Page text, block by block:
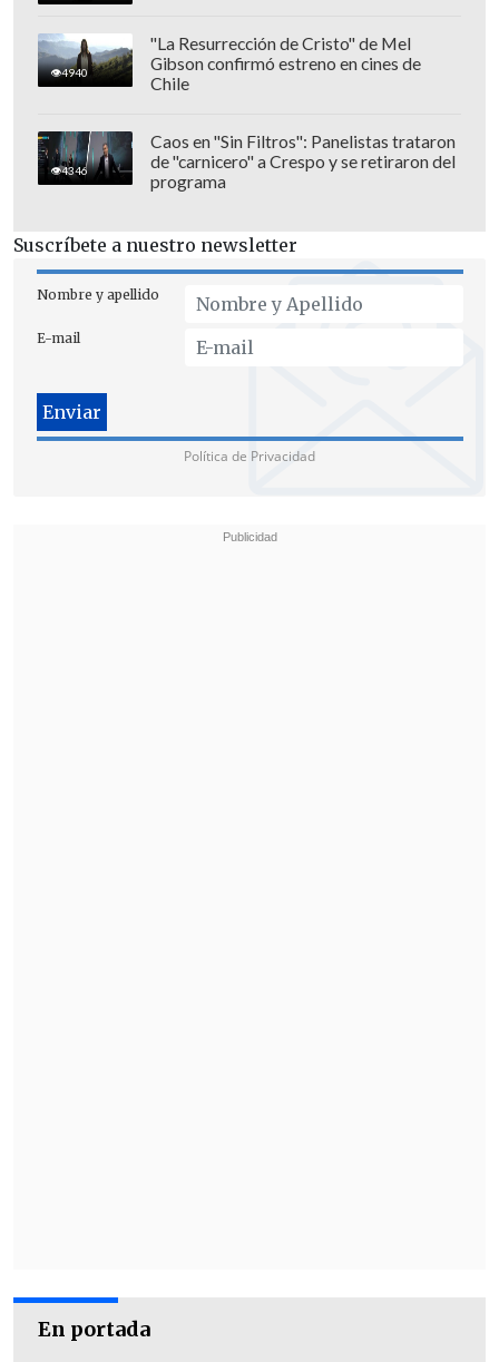
4940
"La Resurrección de Cristo" de Mel
Gibson confirmó estreno en cines de
Chile
4346
Caos en "Sin Filtros": Panelistas trataron
de "carnicero" a Crespo y se retiraron del
programa
Suscríbete a nuestro newsletter
Nombre y apellido
E-mail
Política de Privacidad
En portada